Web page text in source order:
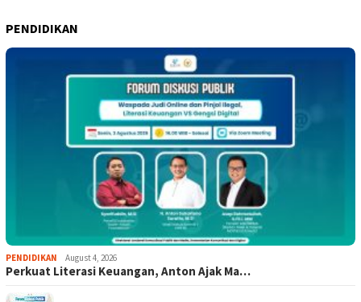
PENDIDIKAN
PENDIDIKAN August 4, 2026
Perkuat Literasi Keuangan, Anton Ajak Ma…